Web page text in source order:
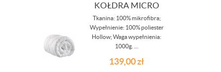
KOŁDRA MICRO
Tkanina: 100% mikrofibra;
Wypełnienie: 100% poliester
Hollow; Waga wypełnienia:
1000g. ...
139,00zł